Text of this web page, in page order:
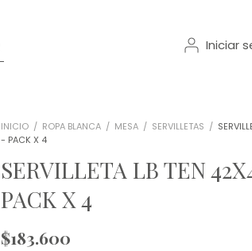
Iniciar
INICIO / ROPA BLANCA / MESA / SERVILLETAS /
- PACK X 4
SERVILLETA LB TEN
PACK X 4
$183.600